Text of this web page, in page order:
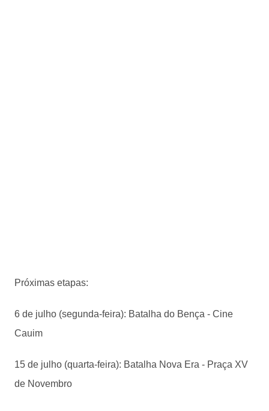
Próximas etapas:
6 de julho (segunda-feira): Batalha do Bença - Cine
Cauim
15 de julho (quarta-feira): Batalha Nova Era - Praça XV
de Novembro